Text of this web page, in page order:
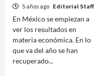
5 años ago Editorial Staff
En México se empiezan a
ver los resultados en
materia económica. En lo
que va del año se han
recuperado...